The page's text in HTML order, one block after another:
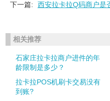
下一篇:
西安拉卡拉Q码商户是
相关推荐
石家庄拉卡拉商户进件的年
龄限制是多少？
拉卡拉POS机刷卡交易没有
到账?